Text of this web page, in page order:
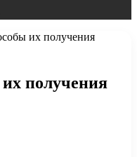
их получения
получения